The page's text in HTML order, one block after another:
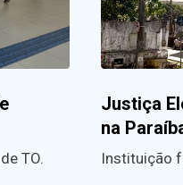
TO.
Justiça
na
Instituição